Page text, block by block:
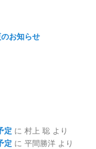
お知らせ
定 に村上 聡 より
定 に平間勝洋 より